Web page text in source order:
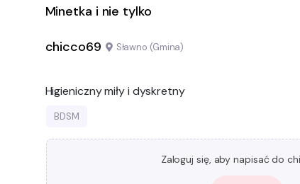
Minetka i nie tylko
chicco69 Sławno (Gmina)
Higieniczny miły i dyskretny
BDSM
Zaloguj się, aby napisać do